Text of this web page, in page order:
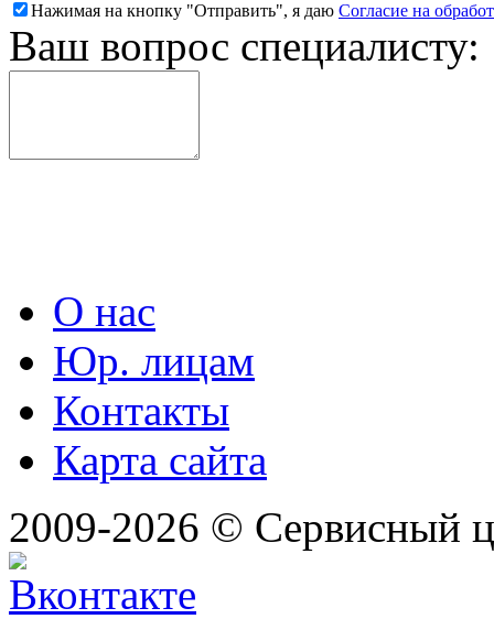
Нажимая на кнопку "Отправить", я даю Согласие на
Ваш вопрос специалисту:
О нас
Юр. лицам
Контакты
Карта сайта
2009-2026 © Сервисный